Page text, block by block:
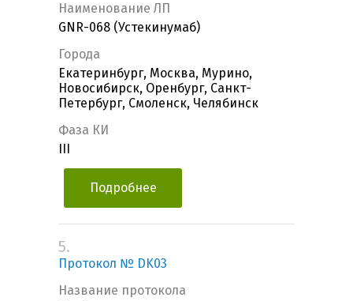
Наименование ЛП
GNR-068 (Устекинумаб)
Города
Екатеринбург, Москва, Мурино,
Новосибирск, Оренбург, Санкт-
Петербург, Смоленск, Челябинск
Фаза КИ
Подробнее
5.
Протокол № DK03
Название протокола